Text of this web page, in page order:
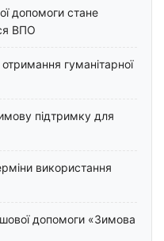
допомоги стане
ВПО
гуманітарної
підтримку для
використання
допомоги «Зимова